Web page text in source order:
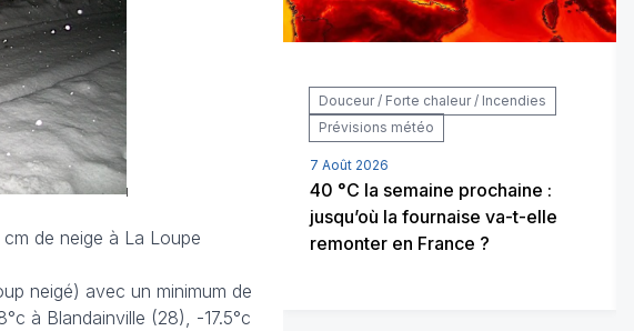
de neige à La Loupe
neigé) avec un minimum de
à Blandainville (28), -17.5°c
Douceur / Forte chaleur / Incendies
Prévisions météo
7 Août 2026
40 °C la semaine prochaine :
jusqu’où la fournaise va-t-elle
remonter en France ?